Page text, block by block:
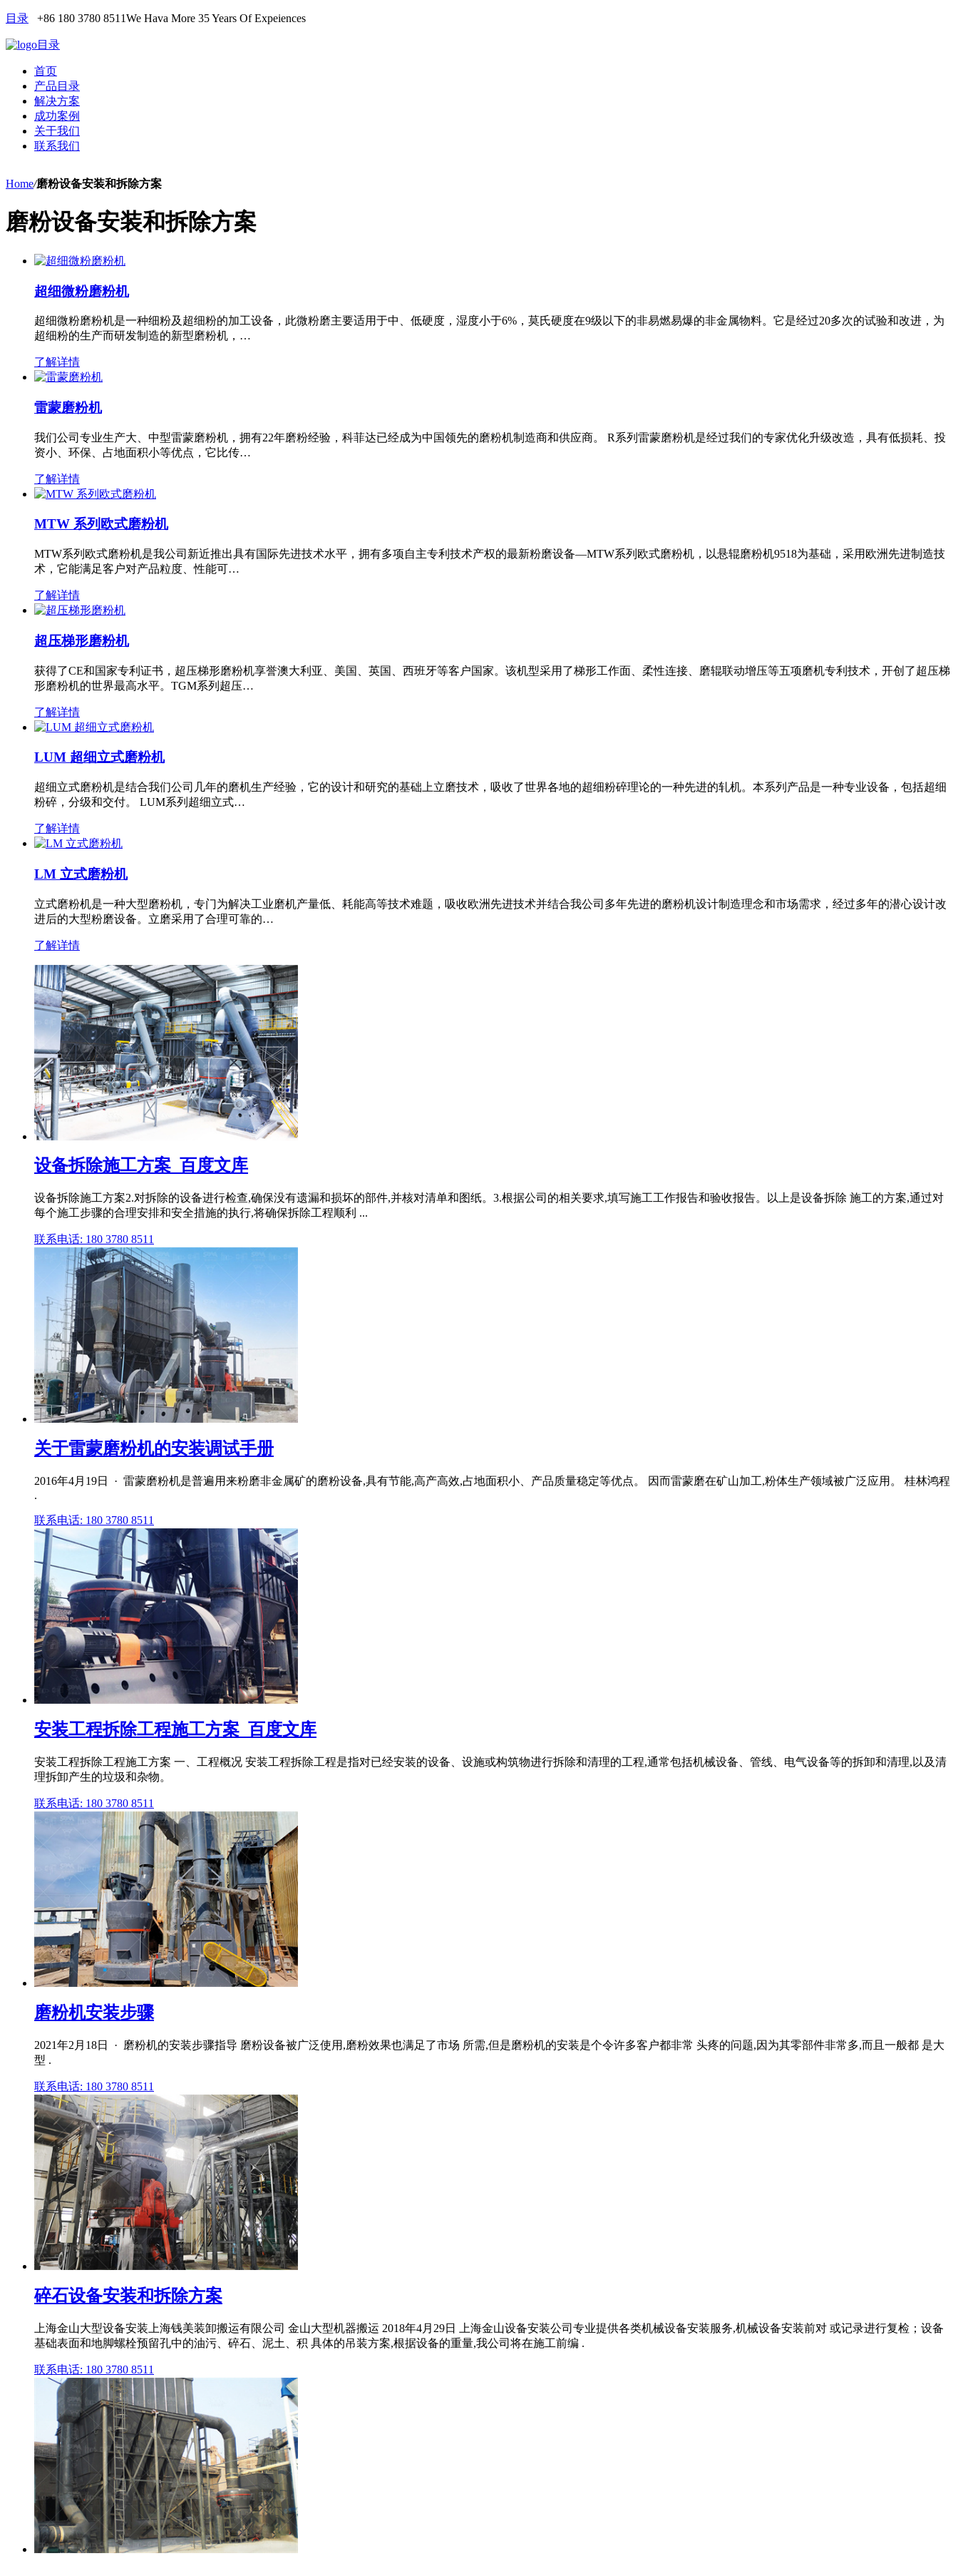
目录 +86 180 3780 8511We Hava More 35 Years Of Expeiences
目录
首页
产品目录
解决方案
成功案例
关于我们
联系我们
Home/磨粉设备安装和拆除方案
磨粉设备安装和拆除方案
超细微粉磨粉机
超细微粉磨粉机是一种细粉及超细粉的加工设备，此微粉磨主要适用于中、低硬度，湿度小于6%，莫氏硬度在9级以下的非易燃易爆的非金属物料。它是经过20多次的试验和改进，为
超细粉的生产而研发制造的新型磨粉机，…
了解详情
雷蒙磨粉机
我们公司专业生产大、中型雷蒙磨粉机，拥有22年磨粉经验，科菲达已经成为中国领先的磨粉机制造商和供应商。 R系列雷蒙磨粉机是经过我们的专家优化升级改造，具有低损耗、投
资小、环保、占地面积小等优点，它比传…
了解详情
MTW 系列欧式磨粉机
MTW系列欧式磨粉机是我公司新近推出具有国际先进技术水平，拥有多项自主专利技术产权的最新粉磨设备—MTW系列欧式磨粉机，以悬辊磨粉机9518为基础，采用欧洲先进制造技
术，它能满足客户对产品粒度、性能可…
了解详情
超压梯形磨粉机
获得了CE和国家专利证书，超压梯形磨粉机享誉澳大利亚、美国、英国、西班牙等客户国家。该机型采用了梯形工作面、柔性连接、磨辊联动增压等五项磨机专利技术，开创了超压梯
形磨粉机的世界最高水平。TGM系列超压…
了解详情
LUM 超细立式磨粉机
超细立式磨粉机是结合我们公司几年的磨机生产经验，它的设计和研究的基础上立磨技术，吸收了世界各地的超细粉碎理论的一种先进的轧机。本系列产品是一种专业设备，包括超细
粉碎，分级和交付。 LUM系列超细立式…
了解详情
LM 立式磨粉机
立式磨粉机是一种大型磨粉机，专门为解决工业磨机产量低、耗能高等技术难题，吸收欧洲先进技术并结合我公司多年先进的磨粉机设计制造理念和市场需求，经过多年的潜心设计改
进后的大型粉磨设备。立磨采用了合理可靠的…
了解详情
设备拆除施工方案_百度文库
设备拆除施工方案2.对拆除的设备进行检查,确保没有遗漏和损坏的部件,并核对清单和图纸。3.根据公司的相关要求,填写施工工作报告和验收报告。以上是设备拆除 施工的方案,通过对
每个施工步骤的合理安排和安全措施的执行,将确保拆除工程顺利 ...
联系电话: 180 3780 8511
关于雷蒙磨粉机的安装调试手册
2016年4月19日 · 雷蒙磨粉机是普遍用来粉磨非金属矿的磨粉设备,具有节能,高产高效,占地面积小、产品质量稳定等优点。 因而雷蒙磨在矿山加工,粉体生产领域被广泛应用。 桂林鸿程
.
联系电话: 180 3780 8511
安装工程拆除工程施工方案_百度文库
安装工程拆除工程施工方案 一、工程概况 安装工程拆除工程是指对已经安装的设备、设施或构筑物进行拆除和清理的工程,通常包括机械设备、管线、电气设备等的拆卸和清理,以及清
理拆卸产生的垃圾和杂物。
联系电话: 180 3780 8511
磨粉机安装步骤
2021年2月18日 · 磨粉机的安装步骤指导 磨粉设备被广泛使用,磨粉效果也满足了市场 所需,但是磨粉机的安装是个令许多客户都非常 头疼的问题,因为其零部件非常多,而且一般都 是大
型 .
联系电话: 180 3780 8511
碎石设备安装和拆除方案
上海金山大型设备安装上海钱美装卸搬运有限公司 金山大型机器搬运 2018年4月29日 上海金山设备安装公司专业提供各类机械设备安装服务,机械设备安装前对 或记录进行复检；设备
基础表面和地脚螺栓预留孔中的油污、碎石、泥土、积 具体的吊装方案,根据设备的重量,我公司将在施工前编 .
联系电话: 180 3780 8511